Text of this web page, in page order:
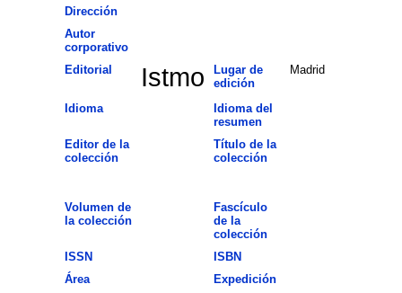
Dirección
Autor
corporativo
Editorial
Istmo
Lugar de
edición
Madrid
Idioma
Idioma del
resumen
Editor de la
colección
Título de la
colección
Volumen de
la colección
Fascículo
de la
colección
ISSN
ISBN
Área
Expedición